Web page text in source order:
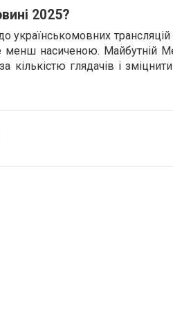
2025?
українськомовних трансляцій
менш насиченою. Майбутній
глядачів і зміцнити